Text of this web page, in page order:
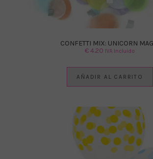
CONFETTI MIX: UNICORN
€4.20 IVA Incluido
AÑADIR AL CARRITO